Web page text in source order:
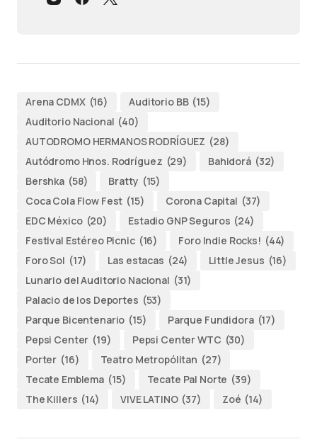
Arena CDMX (16) Auditorio BB (15)
Auditorio Nacional (40)
AUTODROMO HERMANOS RODRÍGUEZ (28)
Autódromo Hnos. Rodríguez (29) Bahidorá (32)
Bershka (58) Bratty (15)
Coca Cola Flow Fest (15) Corona Capital (37)
EDC México (20) Estadio GNP Seguros (24)
Festival Estéreo Picnic (16) Foro Indie Rocks! (44)
Foro Sol (17) Las estacas (24) Little Jesus (16)
Lunario del Auditorio Nacional (31)
Palacio de los Deportes (53)
Parque Bicentenario (15) Parque Fundidora (17)
Pepsi Center (19) Pepsi Center WTC (30)
Porter (16) Teatro Metropólitan (27)
Tecate Emblema (15) Tecate Pal Norte (39)
The Killers (14) VIVE LATINO (37) Zoé (14)